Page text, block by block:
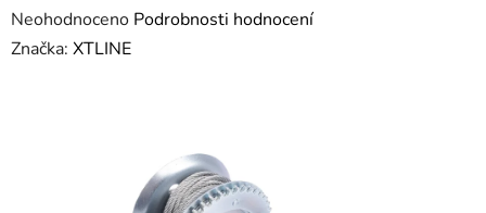
Průměrné
hodnocení
Neohodnoceno Podrobnosti hodnocení
Značka: XTLINE